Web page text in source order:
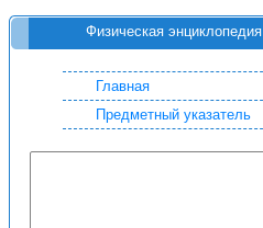
Физическая энциклопедия
Главная
Предметный указатель